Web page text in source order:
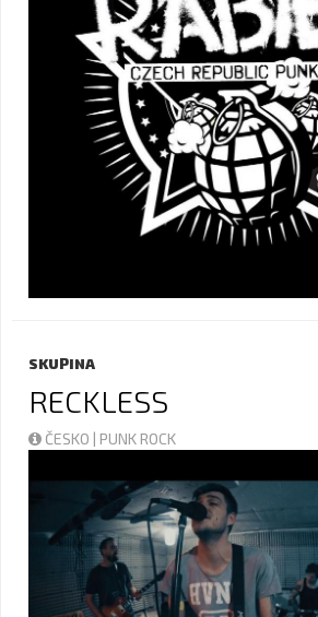
SKUPINA
RECKLESS
ČESKO | PUNK ROCK